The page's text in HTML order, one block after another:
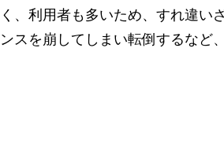
く、利用者も多いため、すれ違い
ンスを崩してしまい転倒するなど